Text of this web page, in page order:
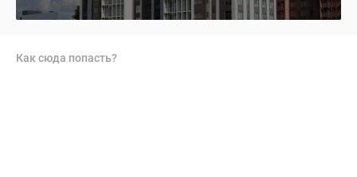
Как сюда попасть?